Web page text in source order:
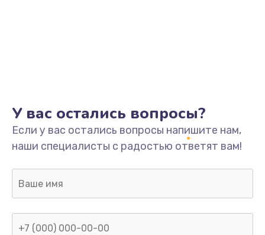
У вас остались вопросы?
Если у вас остались вопросы напишите нам,
наши специалисты с радостью ответят вам!